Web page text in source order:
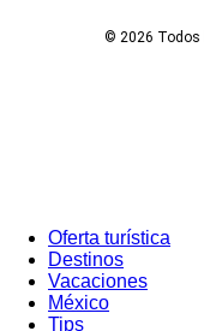
© 2026 Todos
Oferta turística
Destinos
Vacaciones
México
Tips